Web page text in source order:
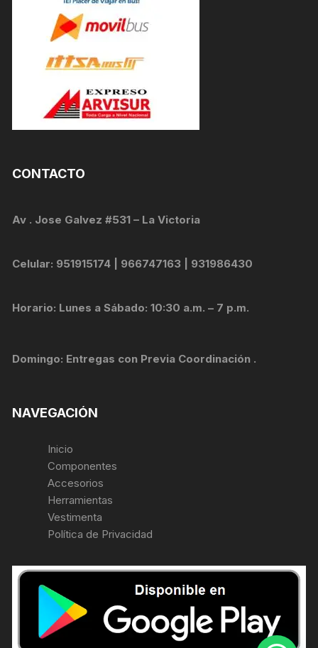
CONTACTO
Av . Jose Galvez #531 – La Victoria
Celular: 951915174 | 966747163 | 931986430
Horario: Lunes a Sábado: 10:30 a.m. – 7 p.m.
Domingo: Entregas con Previa Coordinación .
NAVEGACIÓN
Inicio
Componentes
Accesorios
Herramientas
Vestimenta
Política de Privacidad